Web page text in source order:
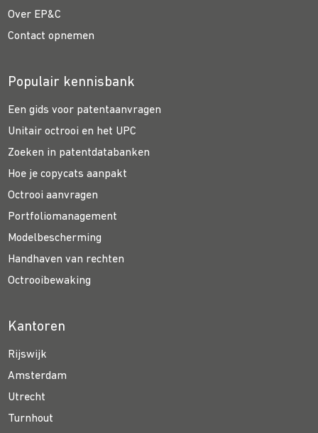
Over EP&C
Contact opnemen
Populair kennisbank
Een gids voor patentaanvragen
Unitair octrooi en het UPC
Zoeken in patentdatabanken
Hoe je copycats aanpakt
Octrooi aanvragen
Portfoliomanagement
Modelbescherming
Handhaven van rechten
Octrooibewaking
Kantoren
Rijswijk
Amsterdam
Utrecht
Turnhout